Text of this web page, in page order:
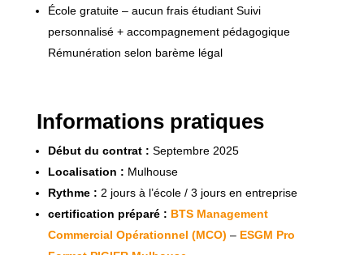
École gratuite – aucun frais étudiant Suivi
personnalisé + accompagnement pédagogique
Rémunération selon barème légal
Informations pratiques
Début du contrat : Septembre 2025
Localisation : Mulhouse
Rythme : 2 jours à l’école / 3 jours en entreprise
certification préparé : BTS Management
Commercial Opérationnel (MCO) – ESGM Pro